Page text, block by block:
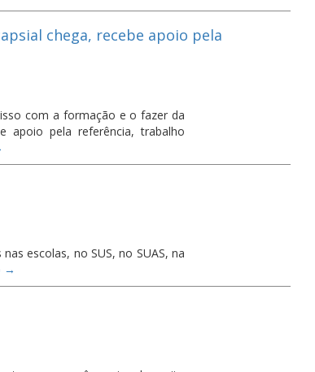
chega, recebe apoio pela
com a formação e o fazer da
apoio pela referência, trabalho
escolas, no SUS, no SUAS, na
→